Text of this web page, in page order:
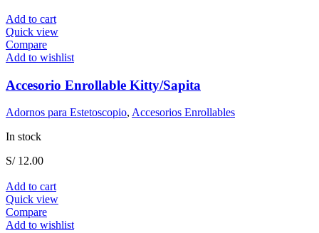
Add to cart
Quick view
Compare
Add to wishlist
Accesorio Enrollable Kitty/Sapita
Adornos para Estetoscopio, Accesorios Enrollables
In stock
S/12.00
Add to cart
Quick view
Compare
Add to wishlist